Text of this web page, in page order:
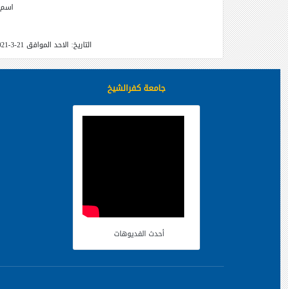
التاريخ: الاحد الموافق 21-3-2021 من الساعه 10 صباحا حتي 12 ظهرا بالقاعه رقم 17 بقسم الفيزياء
جامعة كفرالشيخ
أحدث الفديوهات